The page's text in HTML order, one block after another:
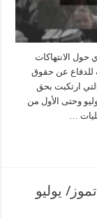
حول الانتهاكات
للدفاع عن حقوق
ارتكبت بحق
وحتى الأول من
يوليو